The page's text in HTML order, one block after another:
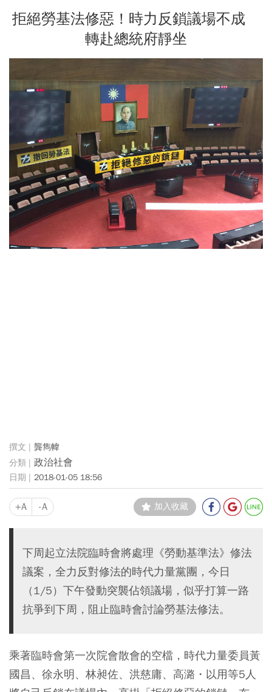
拒絕勞基法修惡！時力反鎖議場不成
轉赴總統府靜坐
龔雋幃
政治社會
2018-01-05 18:56
+A -A 加入收藏
下周起立法院臨時會將處理《勞動基準法》修法
議案，全力反對修法的時代力量黨團，今日
（1/5）下午發動突襲佔領議場，似乎打算一路
抗爭到下周，阻止臨時會討論勞基法修法。
乘著臨時會第一次院會散會的空檔，時代力量委員黃
國昌、徐永明、林昶佐、洪慈庸、高潞・以用等5人